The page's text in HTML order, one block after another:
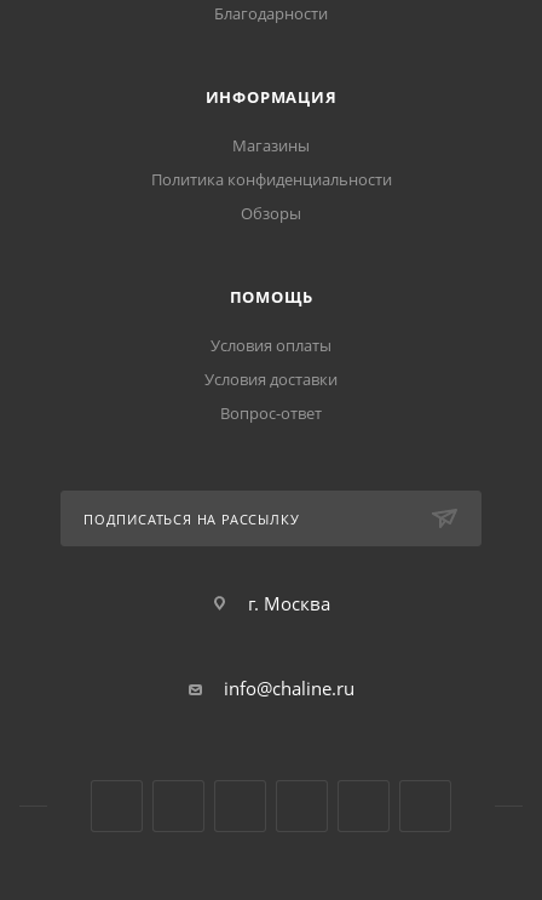
Благодарности
ИНФОРМАЦИЯ
Магазины
Политика конфиденциальности
Обзоры
ПОМОЩЬ
Условия оплаты
Условия доставки
Вопрос-ответ
ПОДПИСАТЬСЯ НА РАССЫЛКУ
г. Москва
info@chaline.ru